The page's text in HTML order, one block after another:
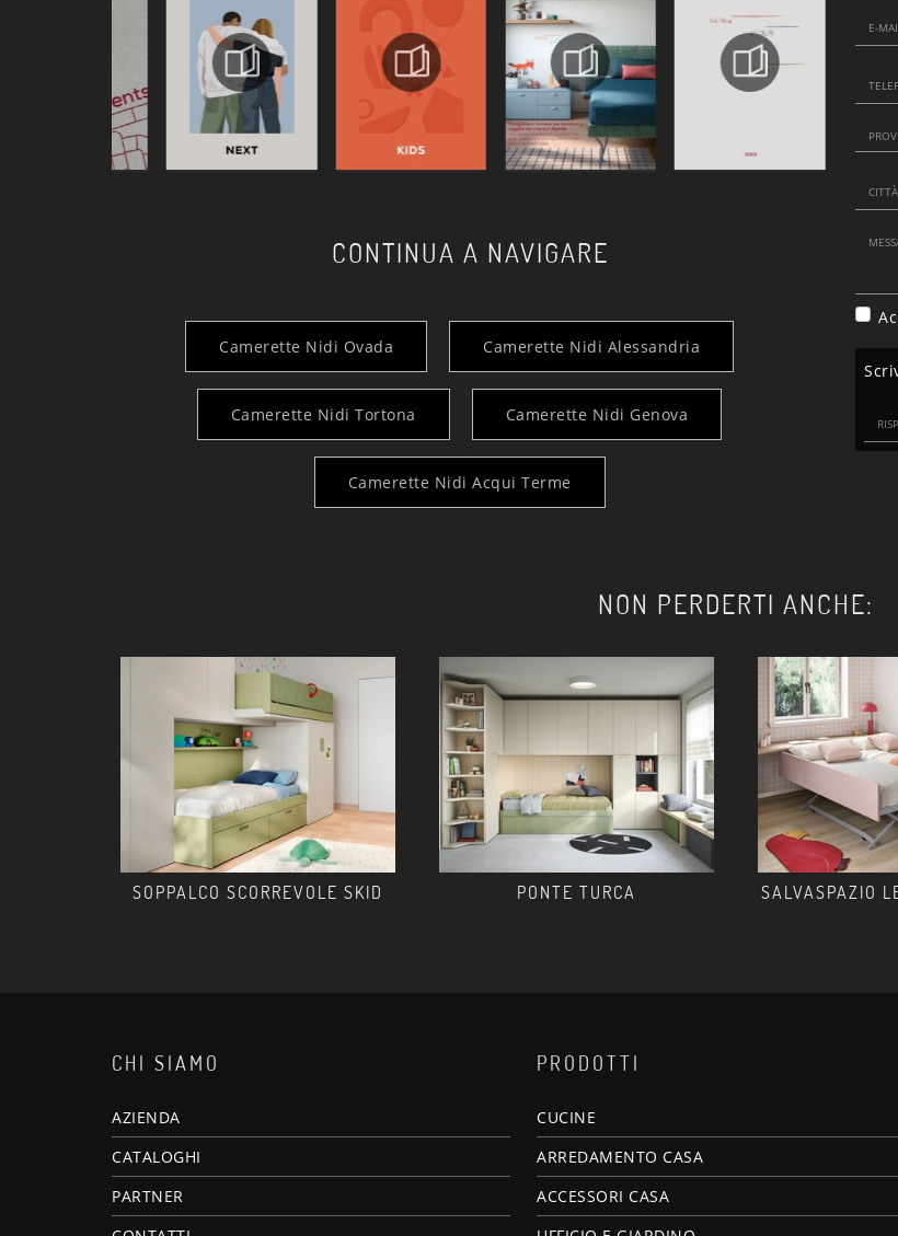
CONTINUA A NAVIGARE
Camerette Nidi Ovada Camerette Nidi Alessandria
Camerette Nidi Tortona Camerette Nidi Genova
Camerette Nidi Acqui Terme
NON PERDERTI ANCHE:
SOPPALCO SCORREVOLE SKID PONTE TURCA SALVASPAZIO
CHI SIAMO
AZIENDA
CATALOGHI
PARTNER
PRODOTTI
CUCINE
ARREDAMENTO CASA
ACCESSORI CASA